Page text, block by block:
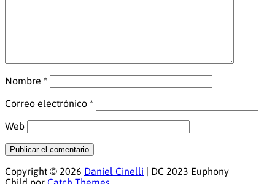
Nombre *
Correo electrónico *
Web
Copyright © 2026 Daniel Cinelli | DC 2023 Euphony